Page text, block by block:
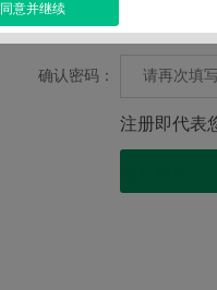
确认密码：
注册即代表
同意并继续